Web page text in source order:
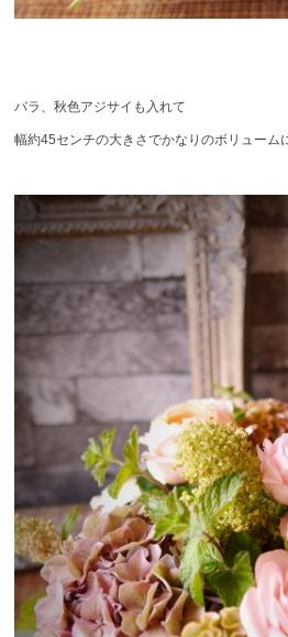
バラ、秋色アジサイも入れて
幅約45センチの大きさでかなりのボリューム